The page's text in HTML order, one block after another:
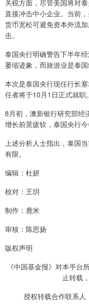
关税方面，尽管美国将对
直接冲击中小企业。当前
货币宽松可避免资本外流
击。
泰国央行明确警告下半年
萎缩迹象，而旅游业是泰国
本次是泰国央行现任行长
任者将于10月1日正式就职。
8月初，澳新银行研究部经
增长前景疲软，泰国央行今
上述分析人士指出，泰国
有限。
编辑：杜妍
校对：王玥
制作：鹿米
审核：陈思扬
版权声明
《中国基金报》对本平台
止转载
授权转载合作联系人